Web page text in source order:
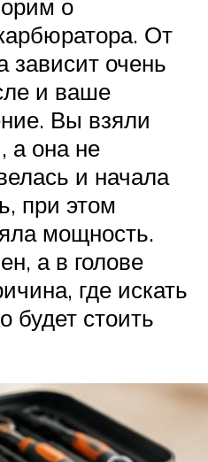
о
От
зависит очень
и ваше
Вы взяли
а она не
и начала
при этом
мощность.
а в голове
где искать
будет стоить